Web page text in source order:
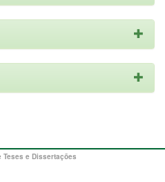
Teses e Dissertações